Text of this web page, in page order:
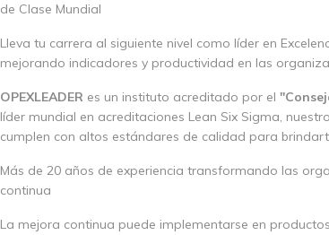
de Clase Mundial
Lleva tu carrera al siguiente nivel como líder en
mejorando indicadores y productividad en las
OPEXLEADER es un instituto acreditado por el
líder mundial en acreditaciones Lean Six Sigma,
cumplen con altos estándares de calidad para
Más de 20 años de experiencia transformando las
continua
La mejora continua puede implementarse en